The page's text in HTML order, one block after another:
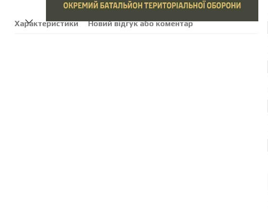
Характеристики Новий відгук або коментар